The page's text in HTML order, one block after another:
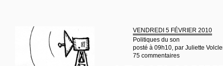
VENDREDI 5 FÉVRIER 2010
Politiques du son
posté à 09h10, par Juliette
75 commentaires